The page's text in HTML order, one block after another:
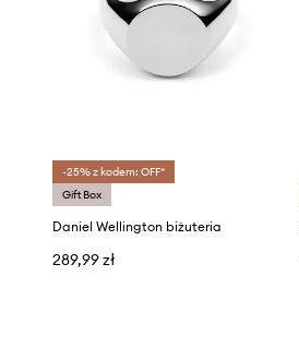
-25% z kodem: OFF*
Gift Box
Daniel Wellington biżuteria
289,99 zł